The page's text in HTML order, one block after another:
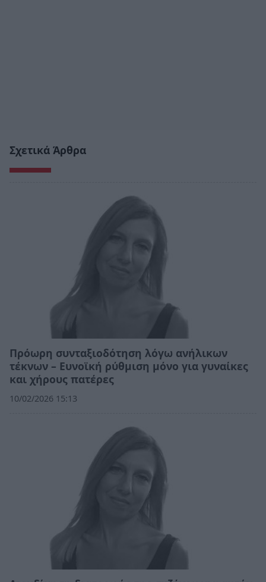
Σχετικά Άρθρα
Πρόωρη συνταξιοδότηση λόγω ανήλικων
τέκνων – Ευνοϊκή ρύθμιση μόνο για γυναίκες
και χήρους πατέρες
10/02/2026 15:13